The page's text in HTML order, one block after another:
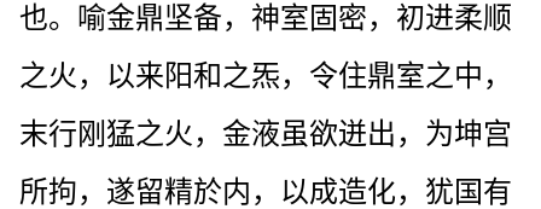
也。喻金鼎坚备，神室固密，初进柔顺
之火，以来阳和之炁，令住鼎室之中，
末行刚猛之火，金液虽欲迸出，为坤宫
所拘，遂留精於内，以成造化，犹国有